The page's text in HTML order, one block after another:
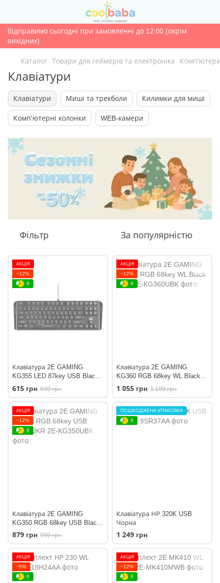
Відправимо сьогодні при замовленні до 12:00 (окрім
вихідних)
Каталог Товари для геймерів та електроніка
Клавіатури
Клавіатури Миші та трекболи Килимки для миші
Комп'ютерні колонки WEB-камери
Фільтр За популярністю
АКЦІЯ
−12%
6
Клавіатура 2E GAMING
KG355 LED 87key USB Black
UKR
615 грн 699 грн
АКЦІЯ
−12%
6
Клавіатура 2E GAMING
KG360 RGB 68key WL Black
UKR
1 055 грн 1 199 грн
АКЦІЯ
−12%
6
Клавіатура 2E GAMING
KG350 RGB 68key USB Black
UKR
879 грн 999 грн
ПОШКОДЖЕНА УПАКОВКА
6
Клавіатура НР 320K USB
Чорна
1 249 грн
АКЦІЯ
−5%
6
АКЦІЯ
−12%
6